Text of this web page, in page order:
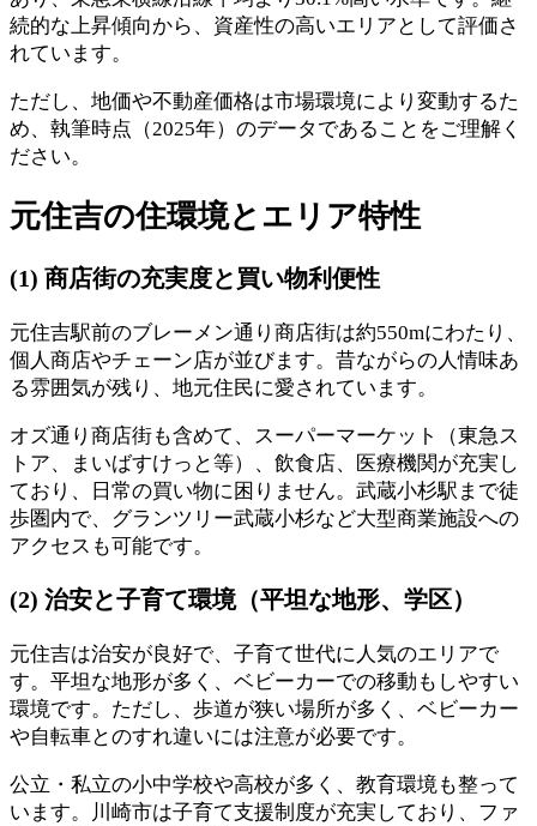
続的な上昇傾向から、資産性の高いエリアとして評価さ
れています。
ただし、地価や不動産価格は市場環境により変動するた
め、執筆時点（2025年）のデータであることをご理解く
ださい。
元住吉の住環境とエリア特性
(1) 商店街の充実度と買い物利便性
元住吉駅前のブレーメン通り商店街は約550mにわたり、
個人商店やチェーン店が並びます。昔ながらの人情味あ
る雰囲気が残り、地元住民に愛されています。
オズ通り商店街も含めて、スーパーマーケット（東急ス
トア、まいばすけっと等）、飲食店、医療機関が充実し
ており、日常の買い物に困りません。武蔵小杉駅まで徒
歩圏内で、グランツリー武蔵小杉など大型商業施設への
アクセスも可能です。
(2) 治安と子育て環境（平坦な地形、学区）
元住吉は治安が良好で、子育て世代に人気のエリアで
す。平坦な地形が多く、ベビーカーでの移動もしやすい
環境です。ただし、歩道が狭い場所が多く、ベビーカー
や自転車とのすれ違いには注意が必要です。
公立・私立の小中学校や高校が多く、教育環境も整って
います。川崎市は子育て支援制度が充実しており、ファ